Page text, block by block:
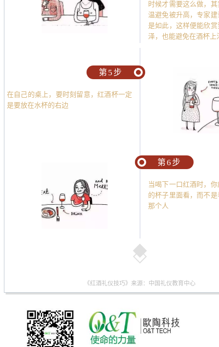
时候才需要这么做，
温避免被升高，专家
是如此，这样便能欣
泽，也能避免在酒杯上
第5步
在自己的桌上，要时刻留意，红酒杯一定
是要放在水杯的右边
第6步
当喝下一口红酒时，
的杯子里面看，而不
那个人
《红酒礼仪技巧》来源：中国礼仪教育中心